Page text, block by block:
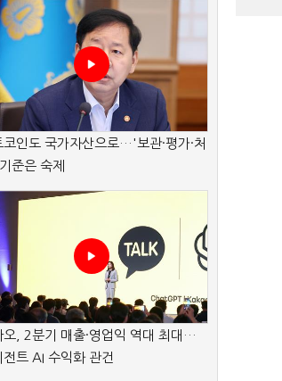
코인도 국가자산으로…'보관·평가·처
준은 숙제
오, 2분기 매출·영업익 역대 최대…
전트 AI 수익화 관건